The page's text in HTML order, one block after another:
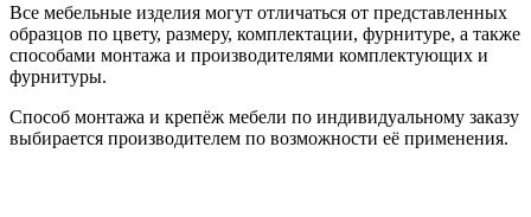
Все мебельные изделия могут отличаться от представленных
образцов по цвету, размеру, комплектации, фурнитуре, а также
способами монтажа и производителями комплектующих и
фурнитуры.
Способ монтажа и крепёж мебели по индивидуальному заказу
выбирается производителем по возможности её применения.